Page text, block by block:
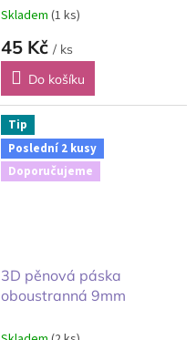
Skladem (1 ks)
45 Kč / ks
Do košíku
Tip
Poslední 2 kusy
Doporučujeme
3D pěnová páska
oboustranná 9mm